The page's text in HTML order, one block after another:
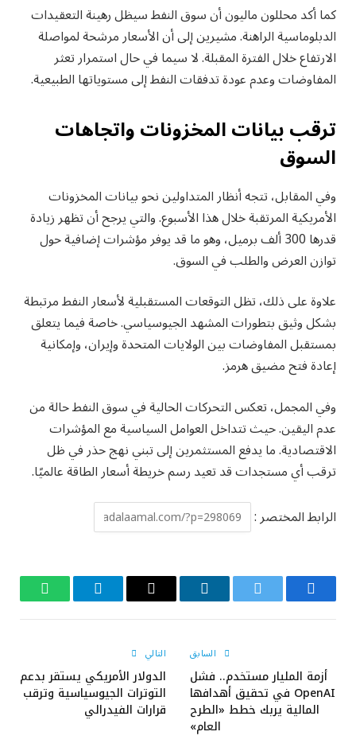
كما أكد محللون ماليون أن سوق النفط سيظل رهينة التعقيدات
الدبلوماسية الراهنة. مشيرين إلى أن الأسعار مرشحة لمواصلة
الارتفاع خلال الفترة المقبلة. لا سيما في حال استمرار تعثر
المفاوضات وعدم عودة تدفقات النفط إلى مستوياتها الطبيعية.
ترقب بيانات المخزونات واتجاهات
السوق
وفي المقابل، تتجه أنظار المتداولين نحو بيانات المخزونات
الأمريكية المرتقبة خلال هذا الأسبوع. والتي يرجح أن تظهر زيادة
قدرها 300 ألف برميل، وهو ما قد يوفر مؤشرات إضافية حول
توازن العرض والطلب في السوق.
علاوة على ذلك، تظل التوقعات المستقبلية لأسعار النفط مرتبطة
بشكل وثيق بتطورات المشهد الجيوسياسي. خاصة فيما يتعلق
بمستقبل المفاوضات بين الولايات المتحدة وإيران، وإمكانية
إعادة فتح مضيق هرمز.
وفي المجمل، تعكس التحركات الحالية في سوق النفط حالة من
عدم اليقين. حيث تتداخل العوامل السياسية مع المؤشرات
الاقتصادية. ما يدفع المستثمرين إلى تبني نهج حذر في ظل
ترقب أي مستجدات قد تعيد رسم خريطة أسعار الطاقة عالميًا.
الرابط المختصر :
فيسبوك تويتر لينكدإن
البريد
تيلقرام واتساب
السابق
أزمة المليار مستخدم.. فشل
OpenAI في تحقيق أهدافها
المالية يربك خطط «الطرح
العام»
التالي
الدولار الأمريكي يستقر بدعم
التوترات الجيوسياسية وترقب
قرارات الفيدرالي